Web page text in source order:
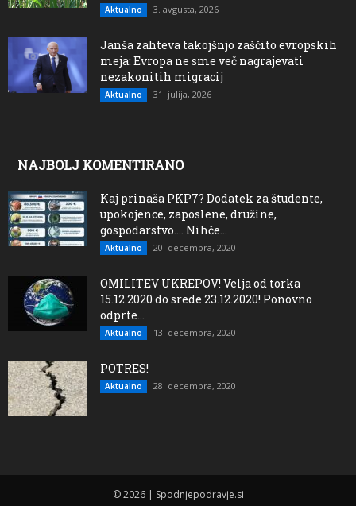
Aktualno 3. avgusta, 2026
Janša zahteva takojšnjo zaščito evropskih
meja: Evropa ne sme več nagrajevati
nezakonitih migracij
Aktualno 31. julija, 2026
NAJBOLJ KOMENTIRANO
Kaj prinaša PKP7? Dodatek za študente,
upokojence, zaposlene, družine,
gospodarstvo…. Nihče...
Aktualno 20. decembra, 2020
OMILITEV UKREPOV! Velja od torka
15.12.2020 do srede 23.12.2020! Ponovno
odprte...
Aktualno 13. decembra, 2020
POTRES!
Aktualno 28. decembra, 2020
© 2026 | Spodnjepodravje.si